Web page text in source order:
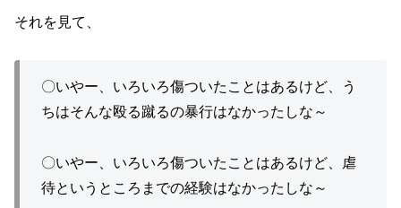
それを見て、
〇いやー、いろいろ傷ついたことはあるけど、う
ちはそんな殴る蹴るの暴行はなかったしな～
〇いやー、いろいろ傷ついたことはあるけど、虐
待というところまでの経験はなかったしな～